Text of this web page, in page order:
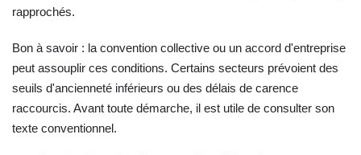
rapprochés.
Bon à savoir : la convention collective ou un accord d'entreprise
peut assouplir ces conditions. Certains secteurs prévoient des
seuils d'ancienneté inférieurs ou des délais de carence
raccourcis. Avant toute démarche, il est utile de consulter son
texte conventionnel.